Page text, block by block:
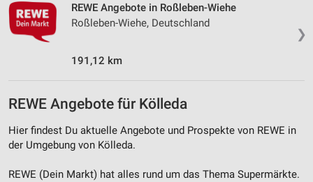
❯
REWE Angebote in Roßleben-Wiehe
Roßleben-Wiehe, Deutschland
191,12 km
REWE Angebote für Kölleda
Hier findest Du aktuelle Angebote und Prospekte von REWE in
der Umgebung von Kölleda.
REWE (Dein Markt) hat alles rund um das Thema Supermärkte.
Funktional
Werbung